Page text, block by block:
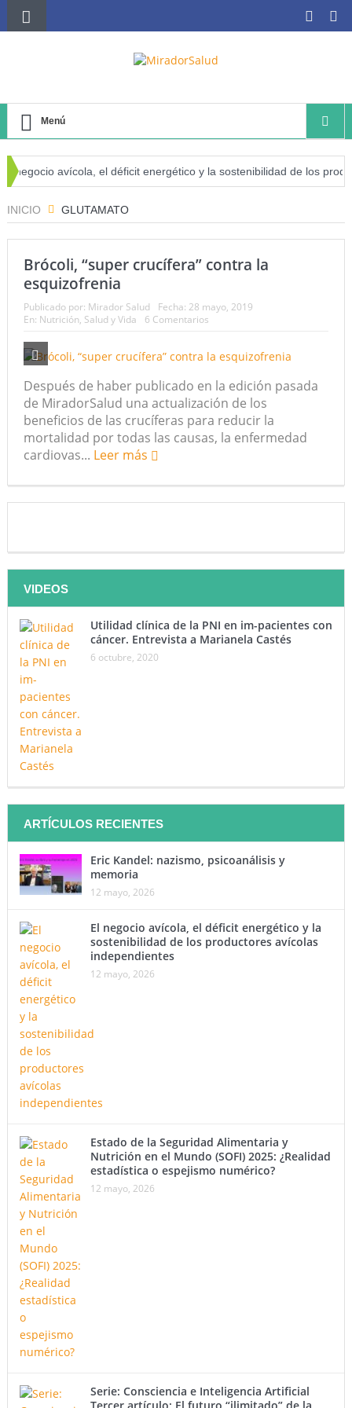
Menú
negocio avícola, el déficit energético y la sostenibilidad de los
INICIO GLUTAMATO
Brócoli, “super crucífera” contra la
esquizofrenia
Publicado por: Mirador Salud Fecha: 28 mayo, 2019
En: Nutrición, Salud y Vida 6 Comentarios
Después de haber publicado en la edición pasada
de MiradorSalud una actualización de los
beneficios de las crucíferas para reducir la
mortalidad por todas las causas, la enfermedad
cardiovas... Leer más
VIDEOS
Utilidad clínica de la PNI en im-pacientes con
cáncer. Entrevista a Marianela Castés
6 octubre, 2020
ARTÍCULOS RECIENTES
Eric Kandel: nazismo, psicoanálisis y
memoria
12 mayo, 2026
El negocio avícola, el déficit energético y la
sostenibilidad de los productores avícolas
independientes
12 mayo, 2026
Estado de la Seguridad Alimentaria y
Nutrición en el Mundo (SOFI) 2025: ¿Realidad
estadística o espejismo numérico?
12 mayo, 2026
Serie: Consciencia e Inteligencia Artificial
Tercer artículo: El futuro “ilimitado” de la